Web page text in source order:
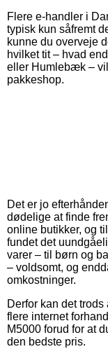
Flere e-handler i
typisk kun såfremt
kunne du overveje
hvilket tit – hvad
eller Humlebæk –
pakkeshop.
Det er jo
dødelige at finde
online butikker, og
fundet det
varer – til børn og
– voldsomt, og
omkostninger.
Derfor kan det
flere internet
M5000 forud for at
den bedste pris.